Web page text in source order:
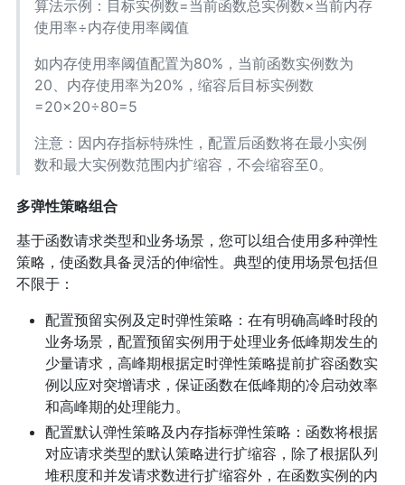
算法示例：目标实例数=当前函数总实例数×当前内存
使用率÷内存使用率阈值
如内存使用率阈值配置为80%，当前函数实例数为
20、内存使用率为20%，缩容后目标实例数
=20×20÷80=5
注意：因内存指标特殊性，配置后函数将在最小实例
数和最大实例数范围内扩缩容，不会缩容至0。
多弹性策略组合
基于函数请求类型和业务场景，您可以组合使用多种弹性
策略，使函数具备灵活的伸缩性。典型的使用场景包括但
不限于：
配置预留实例及定时弹性策略：在有明确高峰时段的
业务场景，配置预留实例用于处理业务低峰期发生的
少量请求，高峰期根据定时弹性策略提前扩容函数实
例以应对突增请求，保证函数在低峰期的冷启动效率
和高峰期的处理能力。
配置默认弹性策略及内存指标弹性策略：函数将根据
对应请求类型的默认策略进行扩缩容，除了根据队列
堆积度和并发请求数进行扩缩容外，在函数实例的内